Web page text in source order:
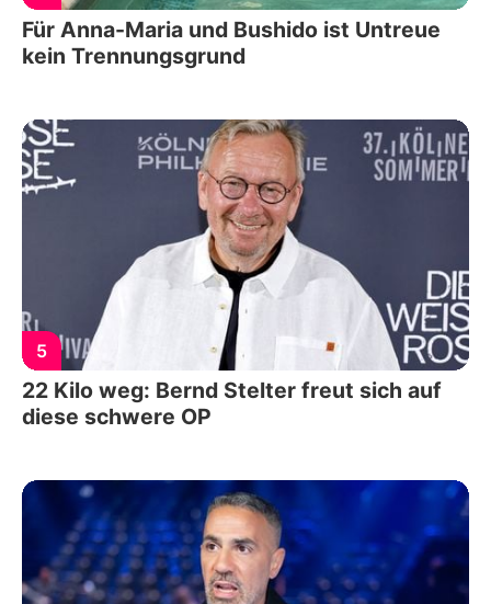
Für Anna-Maria und Bushido ist Untreue
kein Trennungsgrund
5
22 Kilo weg: Bernd Stelter freut sich auf
diese schwere OP